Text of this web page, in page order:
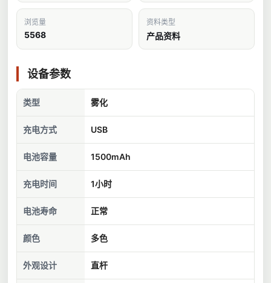
浏览量
5568
资料类型
产品资料
设备参数
类型 雾化
充电方式 USB
电池容量 1500mAh
充电时间 1小时
电池寿命 正常
颜色 多色
外观设计 直杆